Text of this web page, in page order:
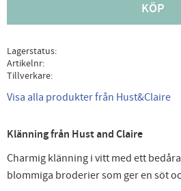
KÖP
Lagerstatus
Artikelnr
Tillverkare
Visa alla produkter från Hust&Claire
Klänning från Hust and Claire
Charmig klänning i vitt med ett
blommiga broderier som ger en söt